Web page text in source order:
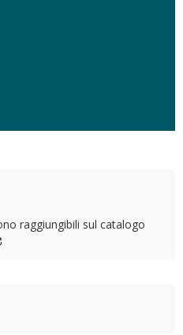
raggiungibili sul catalogo